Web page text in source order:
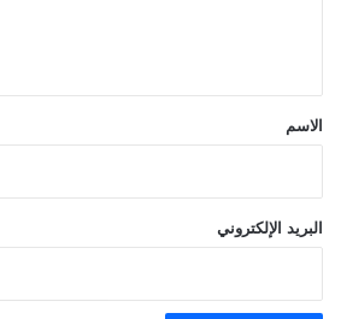
*الاسم
البريد الإلكتروني